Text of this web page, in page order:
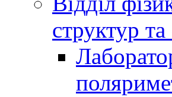
структур